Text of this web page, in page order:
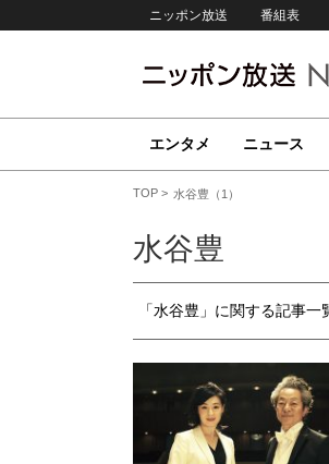
ニッポン放送 番組表
エンタメ ニュース
TOP 水谷豊（1）
水谷豊
「水谷豊」に関する記事一